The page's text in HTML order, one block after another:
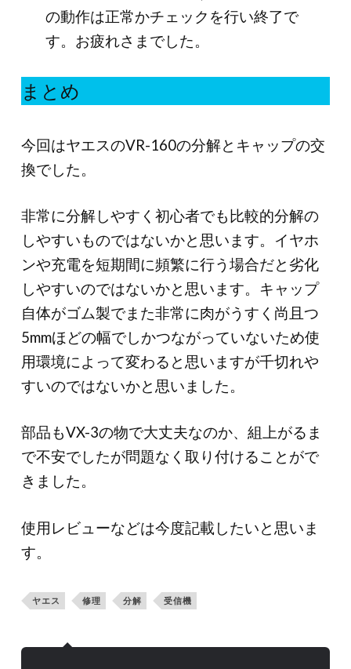
の動作は正常かチェックを行い終了で
す。お疲れさまでした。
まとめ
今回はヤエスのVR-160の分解とキャップの交
換でした。
非常に分解しやすく初心者でも比較的分解の
しやすいものではないかと思います。イヤホ
ンや充電を短期間に頻繁に行う場合だと劣化
しやすいのではないかと思います。キャップ
自体がゴム製でまた非常に肉がうすく尚且つ
5mmほどの幅でしかつながっていないため使
用環境によって変わると思いますが千切れや
すいのではないかと思いました。
部品もVX-3の物で大丈夫なのか、組上がるま
で不安でしたが問題なく取り付けることがで
きました。
使用レビューなどは今度記載したいと思いま
す。
ヤエス 修理 分解 受信機